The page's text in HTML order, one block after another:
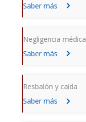
Saber más
Negligencia médica
Saber más
Resbalón y caída
Saber más